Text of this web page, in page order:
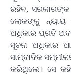
ରହିବ,
ଲୋକଙ୍କୁ ନ୍ୟାୟ
ଅଧିକାର ପ୍ରତି
ସୂଚନା ଅଧିକାର
ସାମ୍ବାଦିକ
କରିଥିଲେ। ସେ